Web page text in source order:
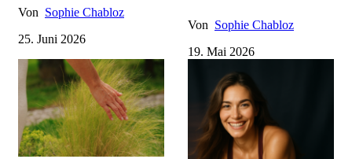
Von Sophie Chabloz
25. Juni 2026
Von Sophie Chabloz
19. Mai 2026